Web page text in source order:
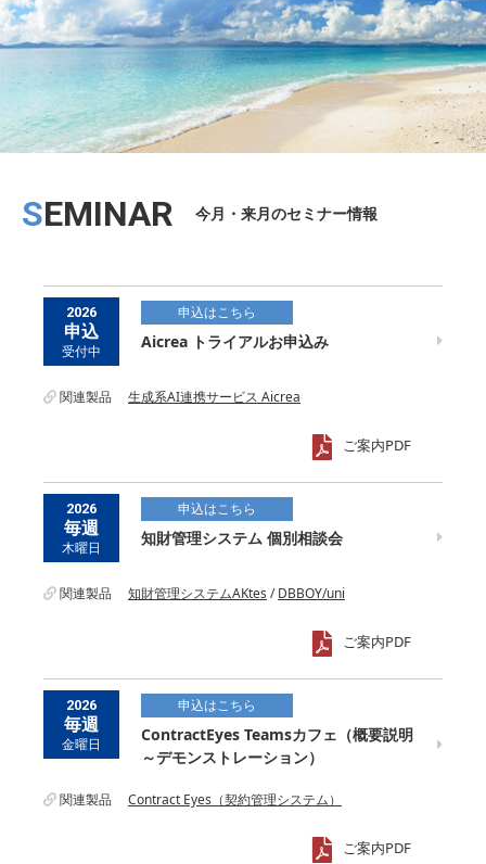
SEMINAR 今月・来月のセミナー情報
2026
申込
受付中
申込はこちら
Aicrea トライアルお申込み
関連製品 生成系AI連携サービス Aicrea
ご案内PDF
2026
毎週
木曜日
申込はこちら
知財管理システム 個別相談会
関連製品 知財管理システムAKtes /DBBOY/uni
ご案内PDF
2026
毎週
金曜日
申込はこちら
ContractEyes Teamsカフェ（概要説明
～デモンストレーション）
関連製品 Contract Eyes（契約管理システム）
ご案内PDF